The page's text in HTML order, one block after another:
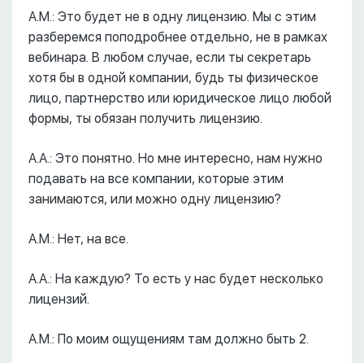
А.М.: Это будет не в одну лицензию. Мы с этим
разберемся поподробнее отдельно, не в рамках
вебинара. В любом случае, если ты секретарь
хотя бы в одной компании, будь ты физическое
лицо, партнерство или юридическое лицо любой
формы, ты обязан получить лицензию.
А.А.: Это понятно. Но мне интересно, нам нужно
подавать на все компании, которые этим
занимаются, или можно одну лицензию?
А.М.: Нет, на все.
А.А.: На каждую? То есть у нас будет несколько
лицензий.
А.М.: По моим ощущениям там должно быть 2.